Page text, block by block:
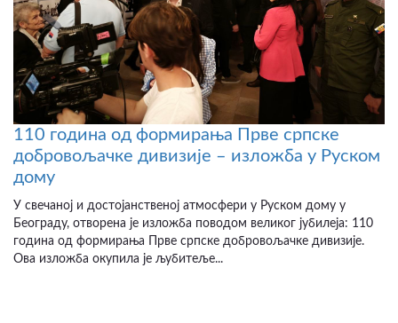
110 година од формирања Прве српске
добровољачке дивизије – изложба у Руском
дому
У свечаној и достојанственој атмосфери у Руском дому у
Београду, отворена је изложба поводом великог јубилеја: 110
година од формирања Прве српске добровољачке дивизије.
Ова изложба окупила је љубитеље...